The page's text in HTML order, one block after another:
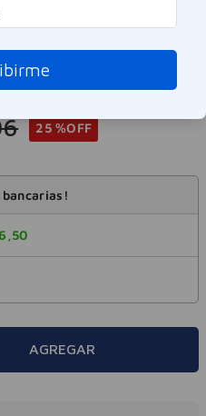
Rose Care
25 %OFF
,50
AGREGAR